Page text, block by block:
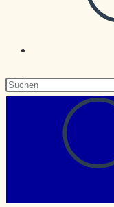
Diese
durchsuchen